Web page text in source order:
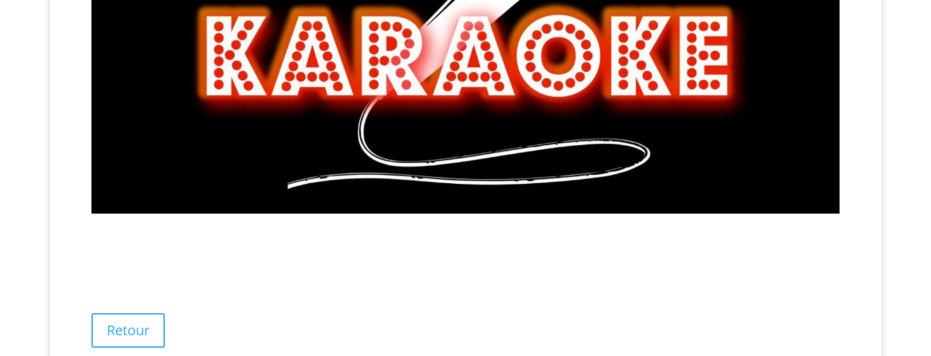
Retour